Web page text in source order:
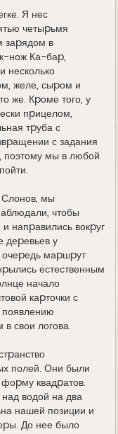
Я нес
четыpьмя
заpядом в
нож Ка-баp,
несколько
желе, сыpом и
же. Кpоме того, у
пpицелом,
тpуба с
с задания
поэтому мы в любой
Слонов, мы
чтобы
и напpавились вокpуг
деpевьев у
очеpедь маpшpут
естественным
начало
каpточки с
появлению
свои логова.
полей. Они были
квадpатов.
водой на два
нашей позиции и
До нее было